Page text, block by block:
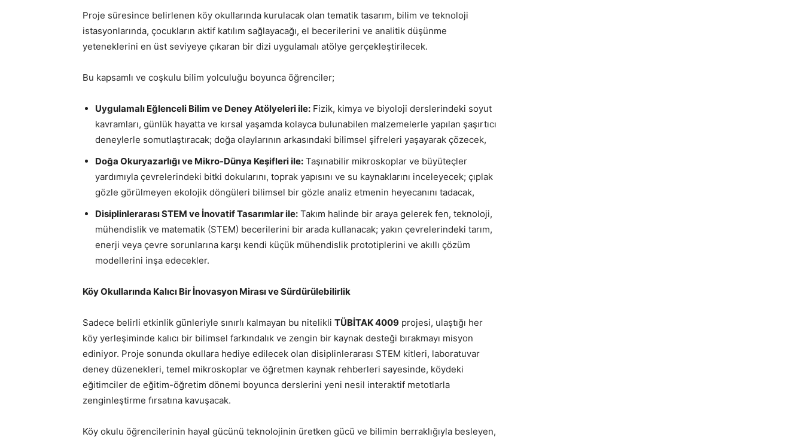
Proje süresince belirlenen köy okullarında kurulacak olan tematik tasarım, bilim ve teknoloji
istasyonlarında, çocukların aktif katılım sağlayacağı, el becerilerini ve analitik düşünme
yeteneklerini en üst seviyeye çıkaran bir dizi uygulamalı atölye gerçekleştirilecek.
Bu kapsamlı ve coşkulu bilim yolculuğu boyunca öğrenciler;
Uygulamalı Eğlenceli Bilim ve Deney Atölyeleri ile: Fizik, kimya ve biyoloji derslerindeki soyut
kavramları, günlük hayatta ve kırsal yaşamda kolayca bulunabilen malzemelerle yapılan şaşırtıcı
deneylerle somutlaştıracak; doğa olaylarının arkasındaki bilimsel şifreleri yaşayarak çözecek,
Doğa Okuryazarlığı ve Mikro-Dünya Keşifleri ile: Taşınabilir mikroskoplar ve büyüteçler
yardımıyla çevrelerindeki bitki dokularını, toprak yapısını ve su kaynaklarını inceleyecek; çıplak
gözle görülmeyen ekolojik döngüleri bilimsel bir gözle analiz etmenin heyecanını tadacak,
Disiplinlerarası STEM ve İnovatif Tasarımlar ile: Takım halinde bir araya gelerek fen, teknoloji,
mühendislik ve matematik (STEM) becerilerini bir arada kullanacak; yakın çevrelerindeki tarım,
enerji veya çevre sorunlarına karşı kendi küçük mühendislik prototiplerini ve akıllı çözüm
modellerini inşa edecekler.
Köy Okullarında Kalıcı Bir İnovasyon Mirası ve Sürdürülebilirlik
Sadece belirli etkinlik günleriyle sınırlı kalmayan bu nitelikli TÜBİTAK 4009 projesi, ulaştığı her
köy yerleşiminde kalıcı bir bilimsel farkındalık ve zengin bir kaynak desteği bırakmayı misyon
ediniyor. Proje sonunda okullara hediye edilecek olan disiplinlerarası STEM kitleri, laboratuvar
deney düzenekleri, temel mikroskoplar ve öğretmen kaynak rehberleri sayesinde, köydeki
eğitimciler de eğitim-öğretim dönemi boyunca derslerini yeni nesil interaktif metotlarla
zenginleştirme fırsatına kavuşacak.
Köy okulu öğrencilerinin hayal gücünü teknolojinin üretken gücü ve bilimin berraklığıyla besleyen,